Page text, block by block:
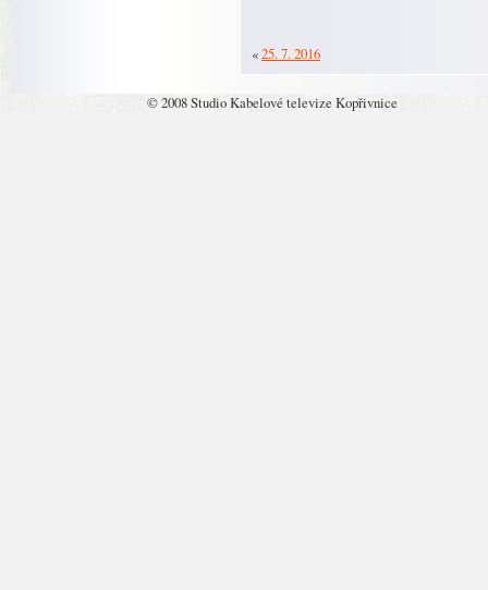
«25. 7. 2016
© 2008 Studio Kabelové televize Kopřivnice